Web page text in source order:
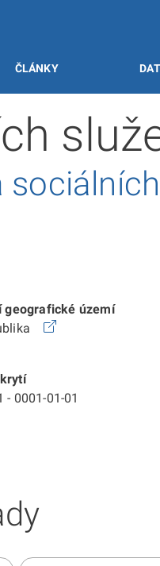
ČLÁNKY
geografické území
- 0001-01-01